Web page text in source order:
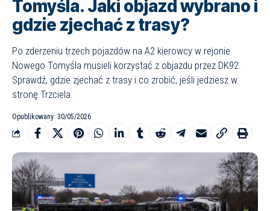
Tomyśla. Jaki objazd wybrano i
gdzie zjechać z trasy?
Po zderzeniu trzech pojazdów na A2 kierowcy w rejonie
Nowego Tomyśla musieli korzystać z objazdu przez DK92.
Sprawdź, gdzie zjechać z trasy i co zrobić, jeśli jedziesz w
stronę Trzciela.
Opublikowany: 30/05/2026